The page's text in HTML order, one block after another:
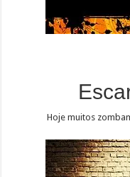
Hoje muitos